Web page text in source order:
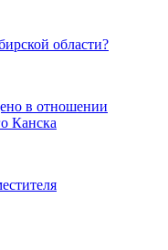
области?
в отношении
Канска